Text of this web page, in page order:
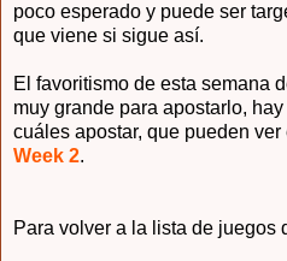
poco esperado y puede ser
que viene si sigue así.
El favoritismo de esta semana
muy grande para apostarlo,
cuáles apostar, que pueden ver
Week 2.
Para volver a la lista de juegos